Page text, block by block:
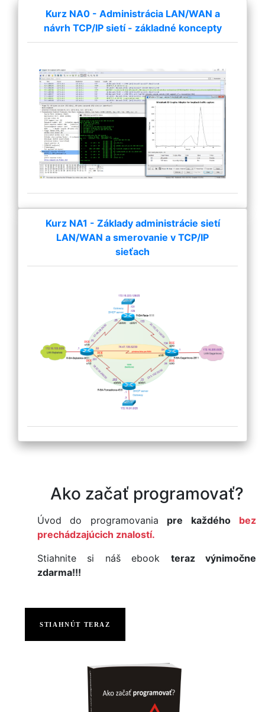
Kurz NA0 - Administrácia LAN/WAN a
návrh TCP/IP sietí - základné koncepty
Kurz NA1 - Základy administrácie sietí
LAN/WAN a smerovanie v TCP/IP
sieťach
Ako začať programovať?
Úvod do programovania pre každého
bez
prechádzajúcich znalostí.
Stiahnite si náš ebook teraz výnimočne
zdarma!!!
STIAHNÚT TERAZ